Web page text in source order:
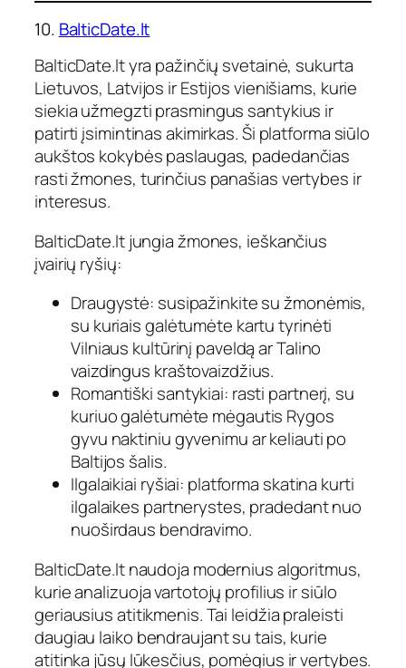
10. BalticDate.lt
BalticDate.lt yra pažinčių svetainė, sukurta
Lietuvos, Latvijos ir Estijos vienišiams, kurie
siekia užmegzti prasmingus santykius ir
patirti įsimintinas akimirkas. Ši platforma siūlo
aukštos kokybės paslaugas, padedančias
rasti žmones, turinčius panašias vertybes ir
interesus.
BalticDate.lt jungia žmones, ieškančius
įvairių ryšių:
Draugystė: susipažinkite su žmonėmis,
su kuriais galėtumėte kartu tyrinėti
Vilniaus kultūrinį paveldą ar Talino
vaizdingus kraštovaizdžius.
Romantiški santykiai: rasti partnerį, su
kuriuo galėtumėte mėgautis Rygos
gyvu naktiniu gyvenimu ar keliauti po
Baltijos šalis.
Ilgalaikiai ryšiai: platforma skatina kurti
ilgalaikes partnerystes, pradedant nuo
nuoširdaus bendravimo.
BalticDate.lt naudoja modernius algoritmus,
kurie analizuoja vartotojų profilius ir siūlo
geriausius atitikmenis. Tai leidžia praleisti
daugiau laiko bendraujant su tais, kurie
atitinka jūsų lūkesčius, pomėgius ir vertybes.